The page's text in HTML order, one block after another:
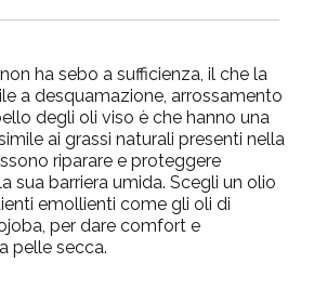
ha sebo a sufficienza, il che la
a desquamazione, arrossamento
degli oli viso è che hanno una
ai grassi naturali presenti nella
riparare e proteggere
sua barriera umida. Scegli un olio
emollienti come gli oli di
per dare comfort e
pelle secca.